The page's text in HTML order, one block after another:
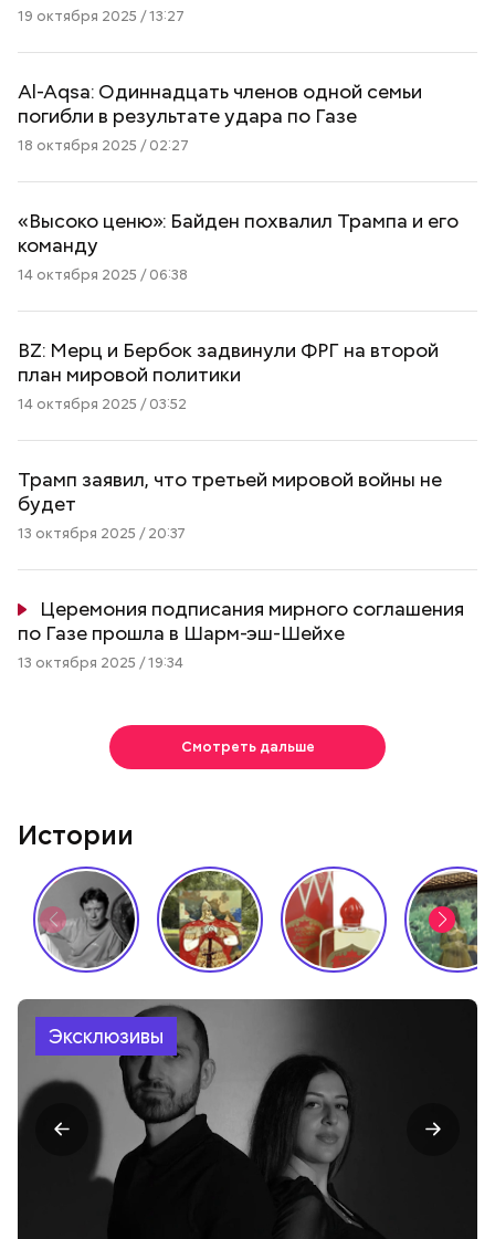
19 октября 2025 / 13:27
Al-Aqsa: Одиннадцать членов одной семьи
погибли в результате удара по Газе
18 октября 2025 / 02:27
«Высоко ценю»: Байден похвалил Трампа и его
команду
14 октября 2025 / 06:38
BZ: Мерц и Бербок задвинули ФРГ на второй
план мировой политики
14 октября 2025 / 03:52
Трамп заявил, что третьей мировой войны не
будет
13 октября 2025 / 20:37
Церемония подписания мирного соглашения
по Газе прошла в Шарм-эш-Шейхе
13 октября 2025 / 19:34
Смотреть дальше
Истории
Эксклюзивы